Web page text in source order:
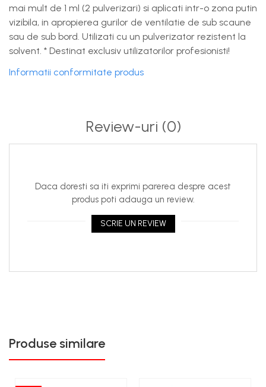
mai mult de 1 ml (2 pulverizari) si aplicati intr-o zona putin
vizibila, in apropierea gurilor de ventilatie de sub scaune
sau de sub bord. Utilizati cu un pulverizator rezistent la
solvent. * Destinat exclusiv utilizatorilor profesionisti!
Informatii conformitate produs
Review-uri (0)
Daca doresti sa iti exprimi parerea despre acest
produs poti adauga un review.
SCRIE UN REVIEW
Produse similare